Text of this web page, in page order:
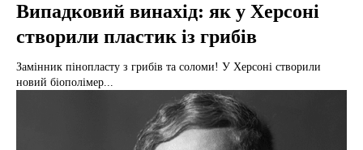
Випадковий винахід: як у Херсоні
створили пластик із грибів
Замінник пінопласту з грибів та соломи! У Херсоні створили
новий біополімер...